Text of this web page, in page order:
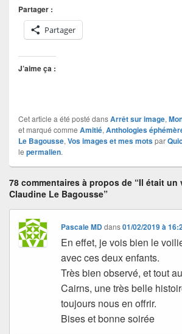
Partager :
Partager
J’aime ça :
Cet article a été posté dansArrêt sur image,
et marqué comme Amitié, Anthologies
Le Bagousse, Vos images et mes motspar
le permalien.
78 commentaires à propos de “Il était
Claudine Le Bagousse”
Pascale MDdans01/02/2019 à
En effet, je vois bien le
avec ces deux enfants.
Très bien observé, et tout
Cairns, une très belle
toujours nous en offrir.
Bises et bonne soirée